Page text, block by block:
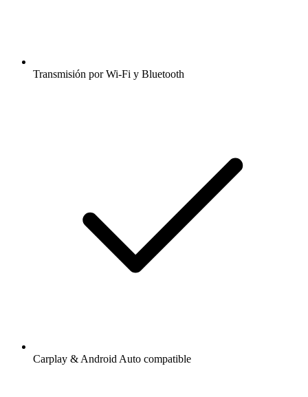
Transmisión por Wi-Fi y Bluetooth
Carplay & Android Auto compatible